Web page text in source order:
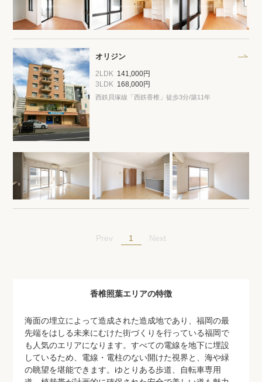
オリジン
2LDK 141,000円
3LDK 168,000円
西鉄貝塚線「西鉄香椎」徒歩3分/築11年
Prev 1 Next
香椎照葉エリアの特徴
海面の埋立によって造成された造成地であり、福岡の最
先端をはしる未来にむけた街づくりを行っている福岡で
も人気のエリアになります。すべての電線を地下に埋設
しているため、電線・電柱のない開けた視界と、海や緑
の眺望を堪能できます。ゆとりある歩道、自転車専用